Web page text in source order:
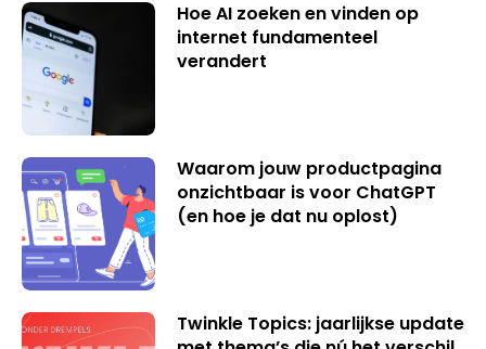
Hoe AI zoeken en vinden op
internet fundamenteel
verandert
Waarom jouw productpagina
onzichtbaar is voor ChatGPT
(en hoe je dat nu oplost)
Twinkle Topics: jaarlijkse update